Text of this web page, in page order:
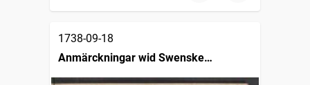
1738-09-18
Anmärckningar wid Swenske